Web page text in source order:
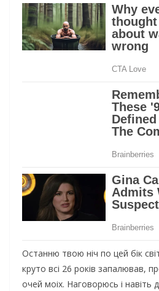
Останню твою ніч по цей бік
круто всі 26 років запалював,
очей моіх. Наговорюсь і навіть